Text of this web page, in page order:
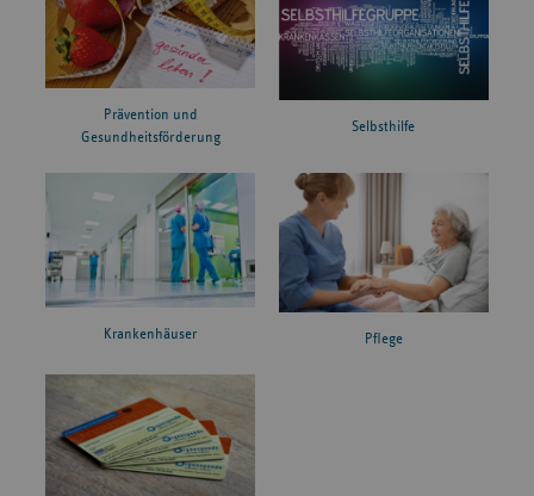
Prävention und
Gesundheitsförderung
Selbsthilfe
Krankenhäuser Pflege